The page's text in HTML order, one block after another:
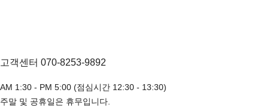
고객센터 070-8253-9892
AM 1:30 - PM 5:00 (점심시간 12:30 - 13:30)
주말 및 공휴일은 휴무입니다.